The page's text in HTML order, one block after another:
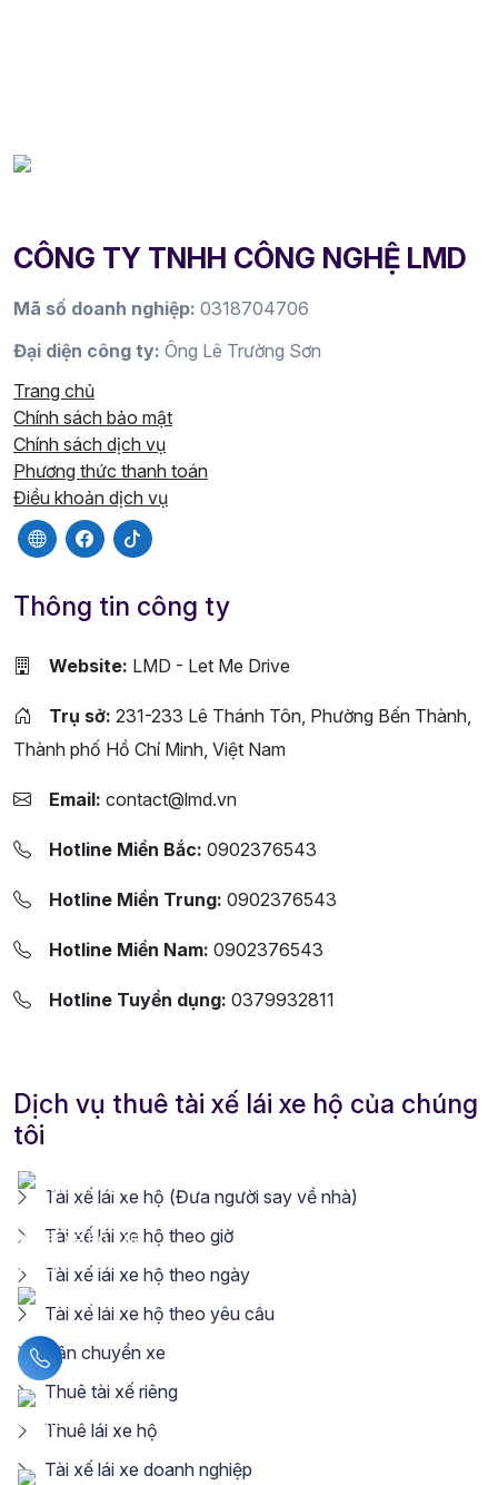
CÔNG TY TNHH CÔNG NGHỆ LMD
Mã số doanh nghiệp: 0318704706
Đại diện công ty: Ông Lê Trường Sơn
Trang chủ
Chính sách bảo mật
Chính sách dịch vụ
Phương thức thanh toán
Điều khoản dịch vụ
Thông tin công ty
Website: LMD - Let Me Drive
Trụ sở: 231-233 Lê Thánh Tôn, Phường Bến Thành,
Thành phố Hồ Chí Minh, Việt Nam
Email: contact@lmd.vn
Hotline Miền Bắc: 0902376543
Hotline Miền Trung: 0902376543
Hotline Miền Nam: 0902376543
Hotline Tuyển dụng: 0379932811
Dịch vụ thuê tài xế lái xe hộ của chúng
tôi
Tài xế lái xe hộ (Đưa người say về nhà)
Tài xế lái xe hộ theo giờ
Tài xế lái xe hộ theo ngày
Tài xế lái xe hộ theo yêu cầu
Vận chuyển xe
Thuê tài xế riêng
Thuê lái xe hộ
Tài xế lái xe doanh nghiệp
Liên hệ hotline